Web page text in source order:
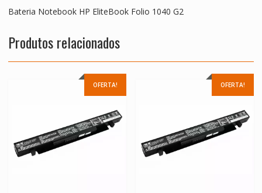
Bateria Notebook HP EliteBook Folio 1040 G2
Produtos relacionados
OFERTA! OFERTA!